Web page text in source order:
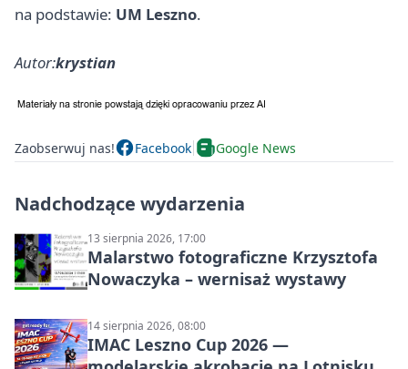
na podstawie: UM Leszno.
Autor:krystian
Zaobserwuj nas! Facebook Google News
Nadchodzące wydarzenia
13 sierpnia 2026, 17:00
Malarstwo fotograficzne Krzysztofa
Nowaczyka – wernisaż wystawy
14 sierpnia 2026, 08:00
IMAC Leszno Cup 2026 —